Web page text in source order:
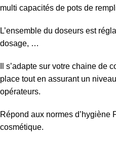
multi capacités de pots de
L’ensemble du doseurs est
dosage, …
Il s’adapte sur votre chaine de
place tout en assurant un
opérateurs.
Répond aux normes d’hygiène
cosmétique.